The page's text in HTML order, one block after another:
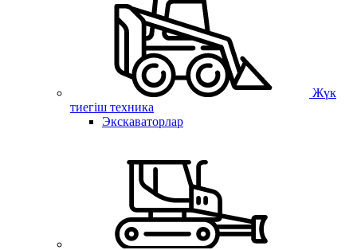
Жүк
тиегіш техника
Экскаваторлар